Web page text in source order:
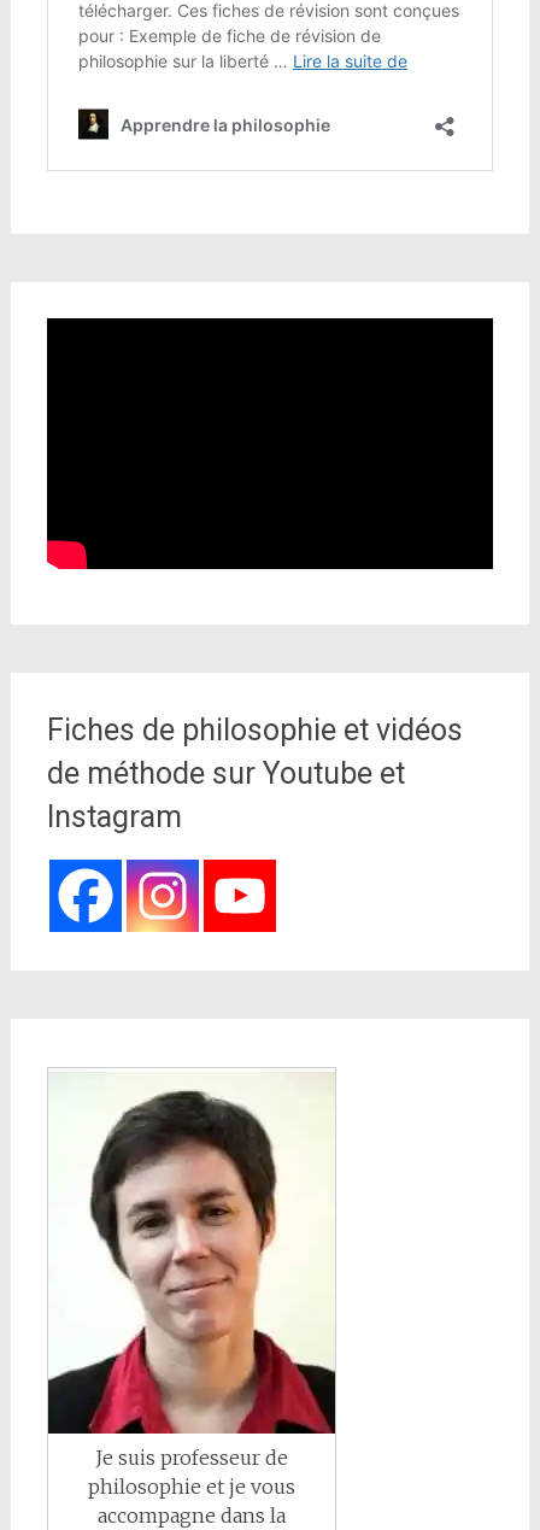
Fiches de philosophie et vidéos
de méthode sur Youtube et
Instagram
Je suis professeur de
philosophie et je vous
accompagne dans la